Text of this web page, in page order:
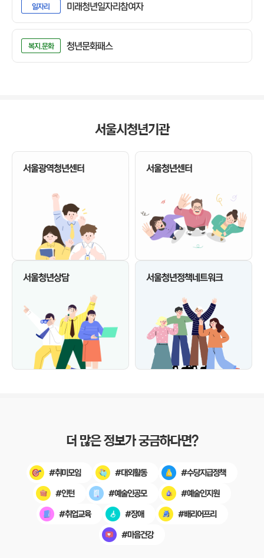
일자리 미래청년일자리참여자
복지.문화 청년문화패스
서울시청년기관
서울광역청년센터 서울청년센터
서울청년상담 서울청년정책네트워크
더 많은 정보가 궁금하다면?
#취미모임 #대외활동 #수당지급정책
#인턴 #예술인공모 #예술인지원
#취업교육 #장애 #배리어프리
#마음건강